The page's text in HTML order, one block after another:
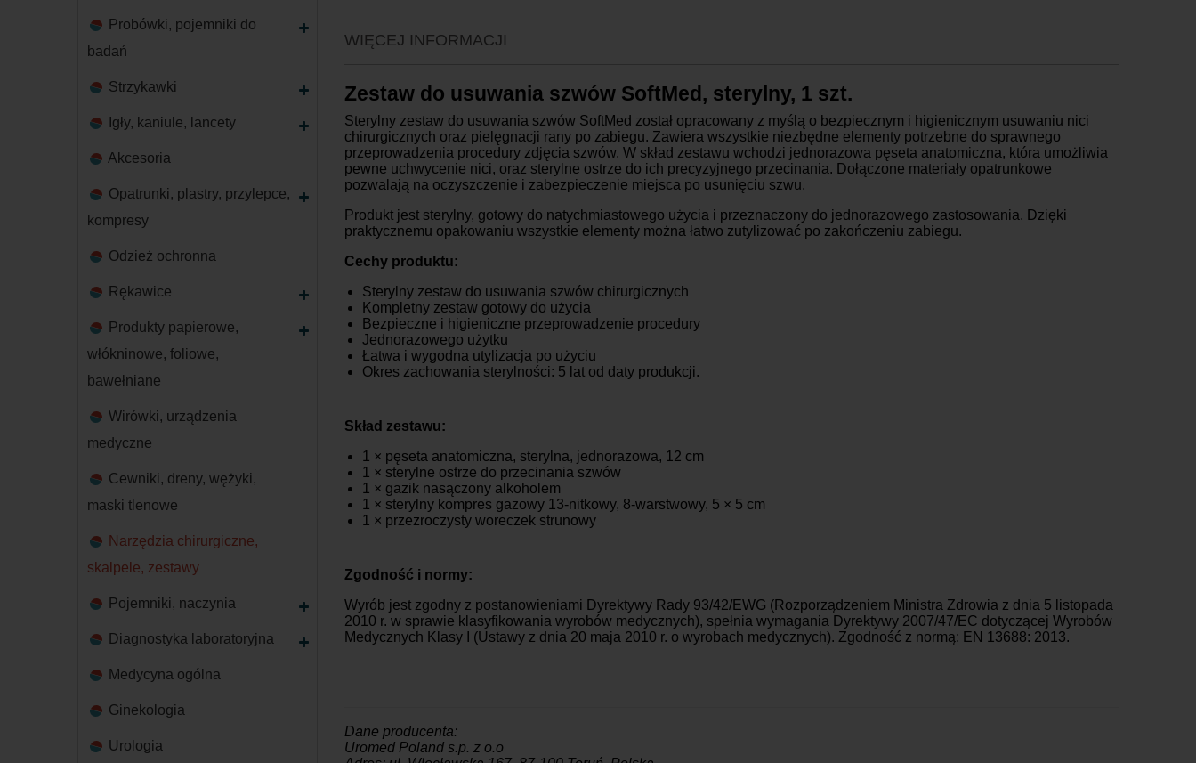
Probówki, pojemniki do
badań
Strzykawki
Igły, kaniule, lancety
Akcesoria
Opatrunki, plastry, przylepce,
kompresy
Odzież ochronna
Rękawice
Produkty papierowe,
włókninowe, foliowe,
bawełniane
Wirówki, urządzenia
medyczne
Cewniki, dreny, wężyki,
maski tlenowe
Narzędzia chirurgiczne,
skalpele, zestawy
Pojemniki, naczynia
Diagnostyka laboratoryjna
Medycyna ogólna
Ginekologia
Urologia
Kurier DPD
Kurier DPD pobraniowy
24,99 zł brutto
Odbiór osobisty
za darmo
WIĘCEJ INFORMACJI
Zestaw do usuwania szwów SoftMed, sterylny, 1 szt.
Sterylny zestaw do usuwania szwów SoftMed został opracowany z myślą o bezpiecznym i higienicznym usuwaniu nici
chirurgicznych oraz pielęgnacji rany po zabiegu. Zawiera wszystkie niezbędne elementy potrzebne do sprawnego
przeprowadzenia procedury zdjęcia szwów. W skład zestawu wchodzi jednorazowa pęseta anatomiczna, która umożliwia
pewne uchwycenie nici, oraz sterylne ostrze do ich precyzyjnego przecinania. Dołączone materiały opatrunkowe
pozwalają na oczyszczenie i zabezpieczenie miejsca po usunięciu szwu.
Produkt jest sterylny, gotowy do natychmiastowego użycia i przeznaczony do jednorazowego zastosowania. Dzięki
praktycznemu opakowaniu wszystkie elementy można łatwo zutylizować po zakończeniu zabiegu.
Cechy produktu:
Sterylny zestaw do usuwania szwów chirurgicznych
Kompletny zestaw gotowy do użycia
Bezpieczne i higieniczne przeprowadzenie procedury
Jednorazowego użytku
Łatwa i wygodna utylizacja po użyciu
Okres zachowania sterylności: 5 lat od daty produkcji.
Skład zestawu:
1 × pęseta anatomiczna, sterylna, jednorazowa, 12 cm
1 × sterylne ostrze do przecinania szwów
1 × gazik nasączony alkoholem
1 × sterylny kompres gazowy 13-nitkowy, 8-warstwowy, 5 × 5 cm
1 × przezroczysty woreczek strunowy
Zgodność i normy:
Wyrób jest zgodny z postanowieniami Dyrektywy Rady 93/42/EWG (Rozporządzeniem Ministra Zdrowia z dnia 5 listopada
2010 r. w sprawie klasyfikowania wyrobów medycznych), spełnia wymagania Dyrektywy 2007/47/EC dotyczącej Wyrobów
Medycznych Klasy I (Ustawy z dnia 20 maja 2010 r. o wyrobach medycznych). Zgodność z normą: EN 13688: 2013.
Dane producenta:
Uromed Poland s.p. z o.o